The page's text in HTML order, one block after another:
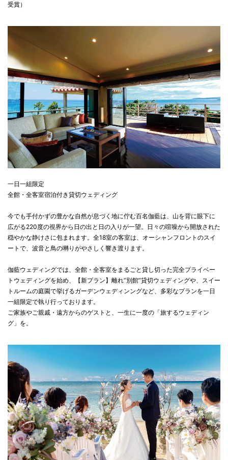
受賞）
一日一組限定
全館・全客室宿泊付き貸切ウェディング
今でも手付かずの豊かな自然が息づく地に佇む百名伽藍は、山を背に眼下に
広がる220度の視界から日の出と日の入りが一望。日々の喧噪から開放された
穏やかな静けさに包まれます。全18室の客室は、オーシャンフロントのスイ
ートで、波音と鳥の囀りがやさしく響き渡ります。
伽藍ウェディングでは、全館・全客室をまるごと貸し切った完全プライベー
トウェディングを始め、【新プラン】離れ”別館”貸切ウェディングや、スイー
トルームの庭園で挙げるガーデンウェディンングなど、多彩なプランを一日
一組限定で執り行っております。
ご家族やご親戚・遠方からのゲストと、一生に一度の「旅するウェディン
グ」を。